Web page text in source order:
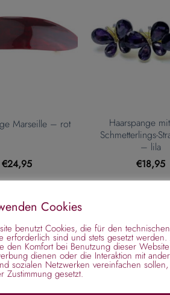
Marseille – rot
€24,95
Haarspange
Schmetterlings-
– lila
€18,95
Cookies
benutzt Cookies, die für den
erforderlich sind und stets gesetzt
den Komfort bei Benutzung dieser
dienen oder die Interaktion mit
sozialen Netzwerken vereinfachen
Zustimmung gesetzt.